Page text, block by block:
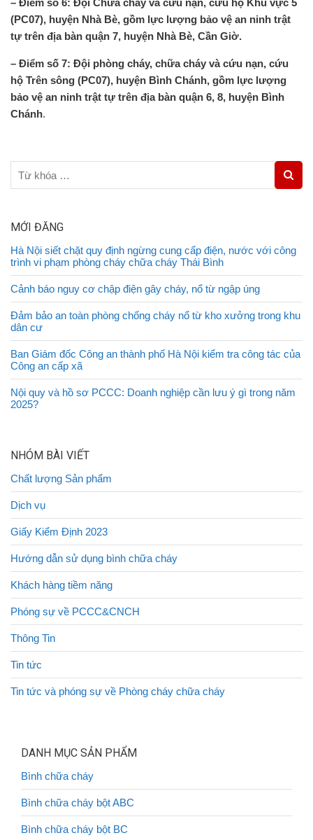
– Điểm số 6: Đội Chữa cháy và cứu nạn, cứu hộ Khu vực 5
(PC07), huyện Nhà Bè, gồm lực lượng bảo vệ an ninh trật
tự trên địa bàn quận 7, huyện Nhà Bè, Cần Giờ.
– Điểm số 7: Đội phòng cháy, chữa cháy và cứu nạn, cứu
hộ Trên sông (PC07), huyện Bình Chánh, gồm lực lượng
bảo vệ an ninh trật tự trên địa bàn quận 6, 8, huyện Bình
Chánh.
MỚI ĐĂNG
Hà Nội siết chặt quy định ngừng cung cấp điện, nước với công
trình vi phạm phòng cháy chữa cháy Thái Bình
Cảnh báo nguy cơ chập điện gây cháy, nổ từ ngập úng
Đảm bảo an toàn phòng chống cháy nổ từ kho xưởng trong khu
dân cư
Ban Giám đốc Công an thành phố Hà Nội kiểm tra công tác của
Công an cấp xã
Nội quy và hồ sơ PCCC: Doanh nghiệp cần lưu ý gì trong năm
2025?
NHÓM BÀI VIẾT
Chất lượng Sản phẩm
Dịch vụ
Giấy Kiểm Định 2023
Hướng dẫn sử dụng bình chữa cháy
Khách hàng tiềm năng
Phóng sự về PCCC&CNCH
Thông Tin
Tin tức
Tin tức và phóng sự về Phòng cháy chữa cháy
DANH MỤC SẢN PHẨM
Bình chữa cháy
Bình chữa cháy bột ABC
Bình chữa cháy bột BC